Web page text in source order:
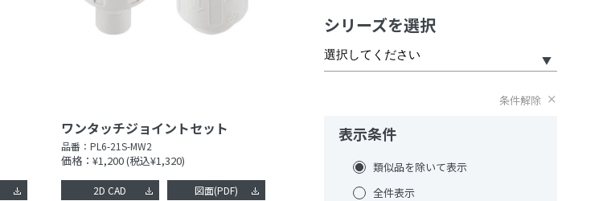
ワンタッチジョイントセット
品番： PL6-21S-MW2
価格：¥1,200(税込¥1,320)
2D CAD 図面(PDF)
シリーズを選択
条件解除
表示条件
類似品を除いて表示
全件表示